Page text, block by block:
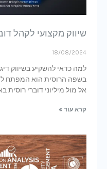
שיווק מקצועי לקהל דובר
18/08/2024
למה כדאי להשקיע בשיווק
בשפה הרוסית הוא המפתח
אל מול מיליוני דוברי רוסית בארץ
קרא עוד »